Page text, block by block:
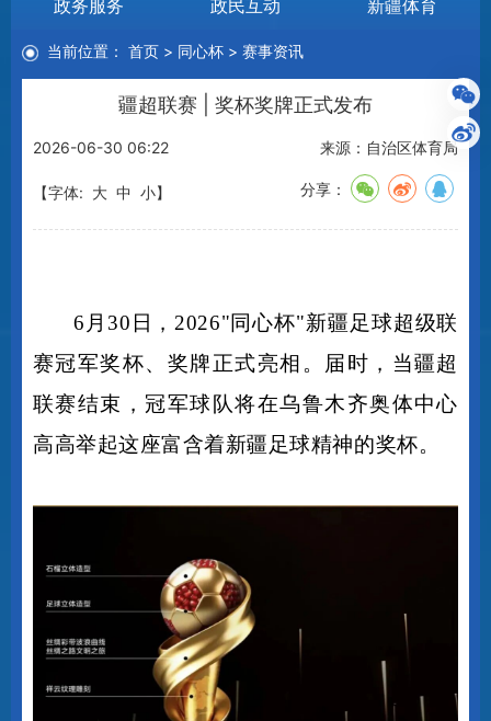
首页 政务动态 政务公开
政务服务 政民互动
当前位置：首页>同心杯>赛事资讯
疆超联赛 | 奖杯奖牌正式发布
2026-06-30 06:22 来源：自治区体育局
6月30日，2026"同心杯"新疆足球超级联
赛冠军奖杯、奖牌正式亮相。届时，当疆超
联赛结束，冠军球队将在乌鲁木齐奥体中心